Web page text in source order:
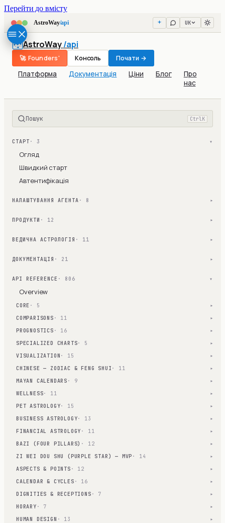
Перейти до вмісту
AstroWay/api UK
AstroWay/api
Платформа Документація Ціни Блог
Про
нас
🚀 Founders' Консоль Почати →
Пошук Ctrl K
СТАРТ · 3 ▾
Огляд
Швидкий старт
Автентифікація
НАЛАШТУВАННЯ АГЕНТА · 8 ▾
ПРОДУКТИ · 12 ▾
ВЕДИЧНА АСТРОЛОГІЯ · 11 ▾
ДОКУМЕНТАЦІЯ · 21 ▾
API REFERENCE · 806 ▾
Overview
CORE · 5 ▾
COMPARISONS · 11 ▾
PROGNOSTICS · 16 ▾
SPECIALIZED CHARTS· 5 ▾
VISUALIZATION · 15 ▾
CHINESE — ZODIAC & FENG SHUI · 11 ▾
MAYAN CALENDARS · 9 ▾
WELLNESS· 11 ▾
PET ASTROLOGY· 15 ▾
BUSINESS ASTROLOGY· 13 ▾
FINANCIAL ASTROLOGY · 11 ▾
BAZI (FOUR PILLARS) · 12 ▾
ZI WEI DOU SHU (PURPLE STAR) — MVP · 14 ▾
ASPECTS & POINTS · 12 ▾
CALENDAR & CYCLES · 16 ▾
DIGNITIES & RECEPTIONS · 7 ▾
HORARY · 7 ▾
HUMAN DESIGN · 13 ▾